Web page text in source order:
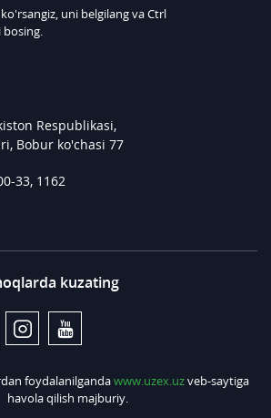
uni belgilang va Ctrl
bosing.
Respublikasi,
Bobur ko'chasi 77
33, 1162
kuzating
foydalanilgandawww.uzex.uzveb-saytiga
havola qilish majburiy.